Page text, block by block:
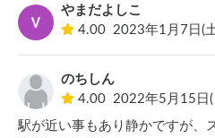
やまだよしこ
4.00 2023年1月7日(
のちしん
4.00 2022年5月15日(
駅が近い事もあり静かですが、